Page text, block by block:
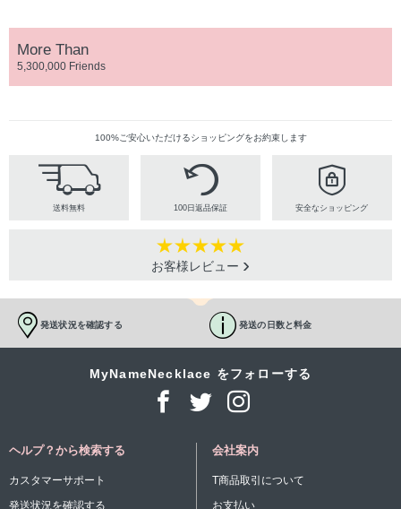
More Than
5,300,000 Friends
100%ご安心いただけるショッピングをお約束します
送料無料 100日返品保証 安全なショッピング
お客様レビュー
発送状況を確認する 発送の日数と料金
MyNameNecklace をフォローする
ヘルプ？から検索する
カスタマーサポート
発送状況を確認する
会社案内
T商品取引について
お支払い